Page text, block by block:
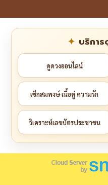
บริกา
ดูดวงออนไลน์
เช็กสมพงษ์ เนื้อคู่ ความรัก
วิเคราะห์เลขบัตรประชาชน